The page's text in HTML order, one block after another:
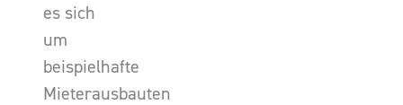
es sich
um
beispielhafte
Mieterausbauten